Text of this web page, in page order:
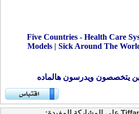
Five Countries - Health Care
Models | Sick Around The
يتخصصون ويدرسون هالماده